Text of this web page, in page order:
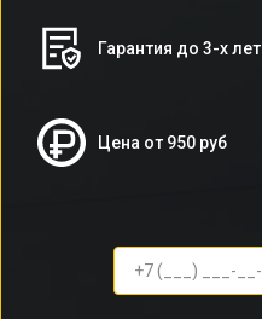
Гарантия до 3-х лет
Цена от 950 руб